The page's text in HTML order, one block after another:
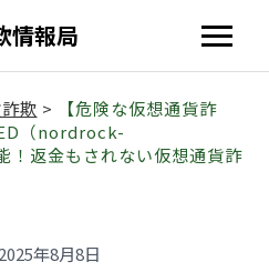
情報局
欺 >
【危険な仮想通貨詐
（nordrock-
返金もされない仮想通貨詐
2025年8月8日